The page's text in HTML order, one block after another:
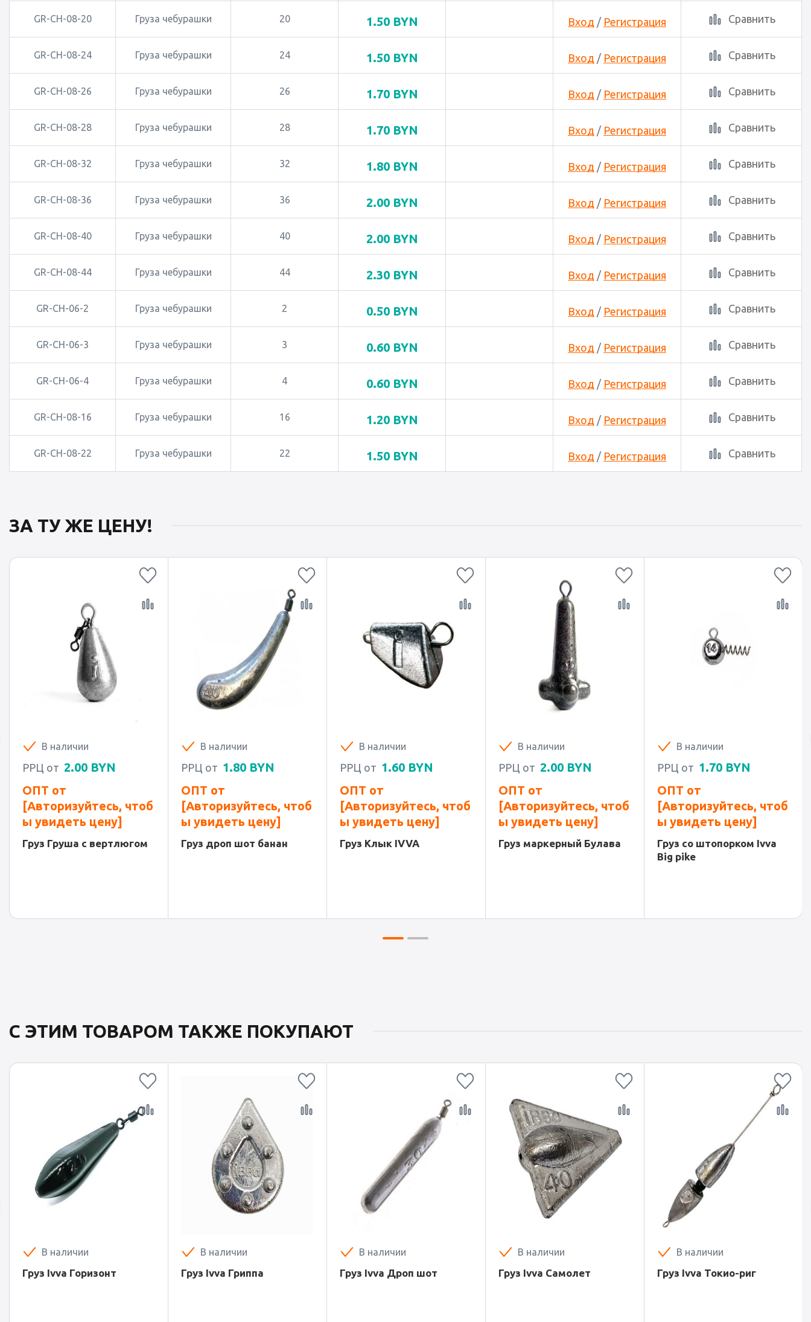
GR-CH-08-20 Груза чебурашки 20 1.50BYN Вход / Регистрация Сравнить
GR-CH-08-24 Груза чебурашки 24 1.50BYN Вход / Регистрация Сравнить
GR-CH-08-26 Груза чебурашки 26 1.70BYN Вход / Регистрация Сравнить
GR-CH-08-28 Груза чебурашки 28 1.70BYN Вход / Регистрация Сравнить
GR-CH-08-32 Груза чебурашки 32 1.80BYN Вход / Регистрация Сравнить
GR-CH-08-36 Груза чебурашки 36 2.00BYN Вход / Регистрация Сравнить
GR-CH-08-40 Груза чебурашки 40 2.00BYN Вход / Регистрация Сравнить
GR-CH-08-44 Груза чебурашки 44 2.30BYN Вход / Регистрация Сравнить
GR-CH-06-2 Груза чебурашки 2 0.50BYN Вход / Регистрация Сравнить
GR-CH-06-3 Груза чебурашки 3 0.60BYN Вход / Регистрация Сравнить
GR-CH-06-4 Груза чебурашки 4 0.60BYN Вход / Регистрация Сравнить
GR-CH-08-16 Груза чебурашки 16 1.20BYN Вход / Регистрация Сравнить
GR-CH-08-22 Груза чебурашки 22 1.50BYN Вход / Регистрация Сравнить
ЗА ТУ ЖЕ ЦЕНУ!
В наличии
РРЦ от 2.00 BYN
ОПТ от
[Авторизуйтесь, чтоб
ы увидеть цену]
Груз Груша с вертлюгом
В наличии
РРЦ от 1.80 BYN
ОПТ от
[Авторизуйтесь, чтоб
ы увидеть цену]
Груз дроп шот банан
В наличии
РРЦ от 1.60 BYN
ОПТ от
[Авторизуйтесь, чтоб
ы увидеть цену]
Груз Клык IVVA
В наличии
РРЦ от 2.00 BYN
ОПТ от
[Авторизуйтесь, чтоб
ы увидеть цену]
Груз маркерный Булава
В наличии
РРЦ от 1.70 BYN
ОПТ от
[Авторизуйтесь, чтоб
ы увидеть цену]
Груз со штопорком Ivva
Big pike
С ЭТИМ ТОВАРОМ ТАКЖЕ ПОКУПАЮТ
В наличии
Груз Ivva Горизонт
В наличии
Груз Ivva Гриппа
В наличии
Груз Ivva Дроп шот
В наличии
Груз Ivva Самолет
В наличии
Груз Ivva Токио-риг